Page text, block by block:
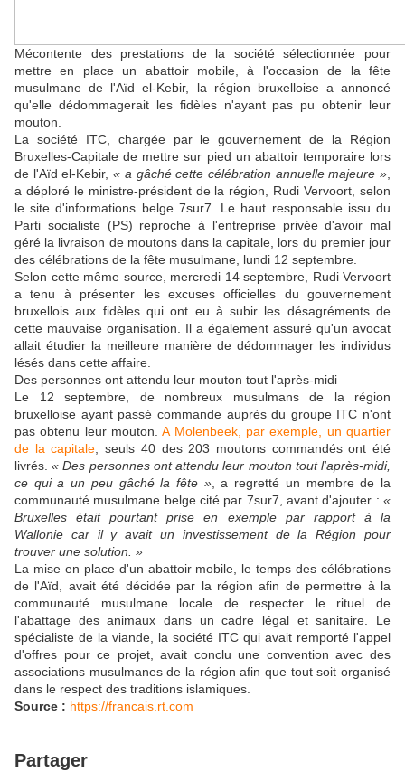
Mécontente des prestations de la société sélectionnée pour
mettre en place un abattoir mobile, à l'occasion de la fête
musulmane de l'Aïd el-Kebir, la région bruxelloise a annoncé
qu'elle dédommagerait les fidèles n'ayant pas pu obtenir leur
mouton.
La société ITC, chargée par le gouvernement de la Région
Bruxelles-Capitale de mettre sur pied un abattoir temporaire lors
de l'Aïd el-Kebir,« a gâché cette célébration annuelle majeure »
a déploré le ministre-président de la région, Rudi Vervoort, selon
le site d'informations belge 7sur7. Le haut responsable issu du
Parti socialiste (PS) reproche à l'entreprise privée d'avoir mal
géré la livraison de moutons dans la capitale, lors du premier jour
des célébrations de la fête musulmane, lundi 12 septembre.
Selon cette même source, mercredi 14 septembre, Rudi Vervoort
a tenu à présenter les excuses officielles du gouvernement
bruxellois aux fidèles qui ont eu à subir les désagréments de
cette mauvaise organisation. Il a également assuré qu'un avocat
allait étudier la meilleure manière de dédommager les individus
lésés dans cette affaire.
Des personnes ont attendu leur mouton tout l'après-midi
Le 12 septembre, de nombreux musulmans de la région
bruxelloise ayant passé commande auprès du groupe ITC n'ont
pas obtenu leur mouton.A Molenbeek, par exemple, un quartier
de la capitale , seuls 40 des 203 moutons commandés ont été
livrés.« Des personnes ont attendu leur mouton tout l'après-midi,
ce qui a un peu gâché la fête », a regretté un membre de la
communauté musulmane belge cité par 7sur7, avant d'ajouter : «
Bruxelles était pourtant prise en exemple par rapport à la
Wallonie car il y avait un investissement de la Région pour
trouver une solution. »
La mise en place d'un abattoir mobile, le temps des célébrations
de l'Aïd, avait été décidée par la région afin de permettre à la
communauté musulmane locale de respecter le rituel de
l'abattage des animaux dans un cadre légal et sanitaire. Le
spécialiste de la viande, la société ITC qui avait remporté l'appel
d'offres pour ce projet, avait conclu une convention avec des
associations musulmanes de la région afin que tout soit organisé
dans le respect des traditions islamiques.
Source : https://francais.rt.com
Partager